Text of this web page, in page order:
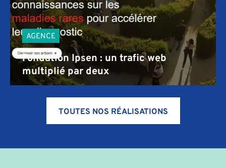
AGENCE
Fondation Ipsen : un trafic web
multiplié par deux
TOUTES NOS RÉALISATIONS